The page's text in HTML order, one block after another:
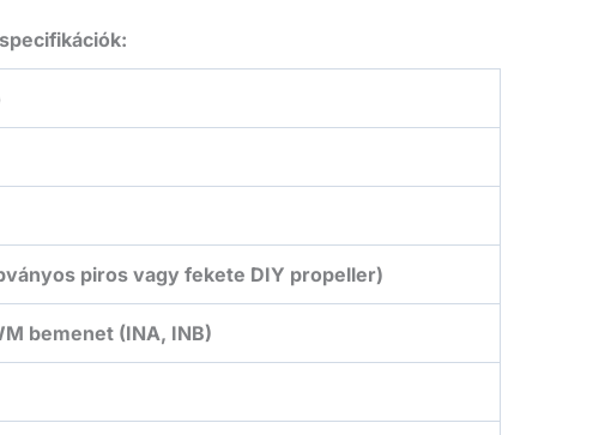
piros vagy fekete DIY propeller)
bemenet (INA, INB)